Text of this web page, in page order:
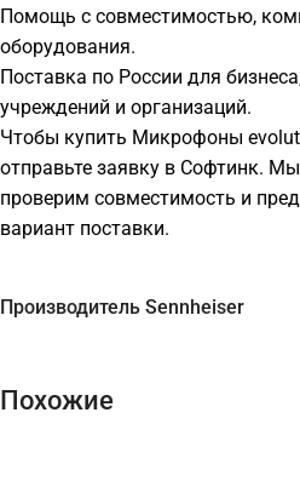
Помощь с совместимостью,
оборудования.
Поставка по России для
учреждений и организаций.
Чтобы купить Микрофоны
отправьте заявку в Софтинк.
проверим совместимость и
вариант поставки.
Производитель Sennheiser
Похожие